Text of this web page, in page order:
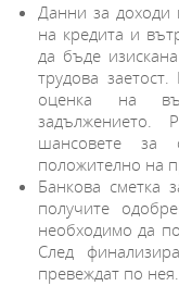
Данни за доходи
на кредита и
да бъде
трудова
оценка на
задължението.
шансовете
положително на
Банкова сметка
получите
необходимо да
След
превеждат по нея.